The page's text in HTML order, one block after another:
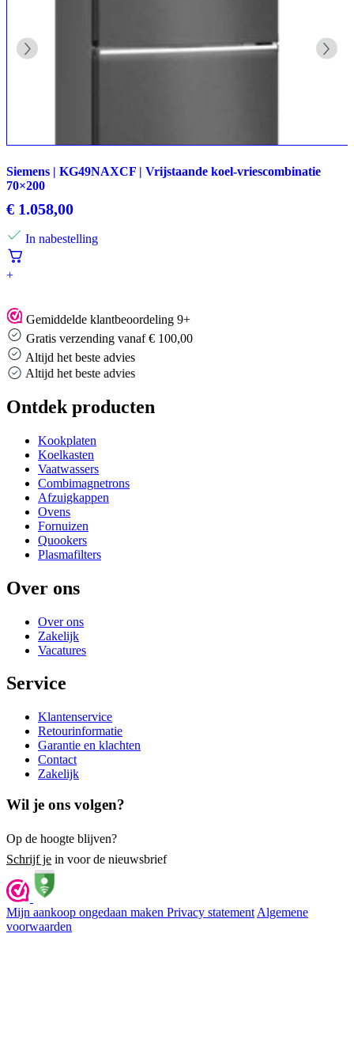
Siemens | KG49NAXCF | Vrijstaande koel-vriescombinatie
70×200
€ 1.058,00
In nabestelling
+
Gemiddelde klantbeoordeling 9+
Gratis verzending vanaf € 100,00
Altijd het beste advies
Altijd het beste advies
Ontdek producten
Kookplaten
Koelkasten
Vaatwassers
Combimagnetrons
Afzuigkappen
Ovens
Fornuizen
Quookers
Plasmafilters
Over ons
Over ons
Zakelijk
Vacatures
Service
Klantenservice
Retourinformatie
Garantie en klachten
Contact
Zakelijk
Wil je ons volgen?
Op de hoogte blijven?
Schrijf je in voor de nieuwsbrief
Mijn aankoop ongedaan maken Privacy statement Algemene
voorwaarden